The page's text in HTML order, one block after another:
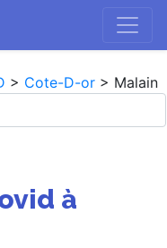
> Cote-D-or > Malain
à